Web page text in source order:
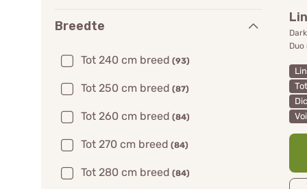
Breedte
Tot 240 cm breed (93)
Tot 250 cm breed (87)
Tot 260 cm breed (84)
Tot 270 cm breed (84)
Tot 280 cm breed (84)